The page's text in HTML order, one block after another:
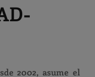
2002, asume el